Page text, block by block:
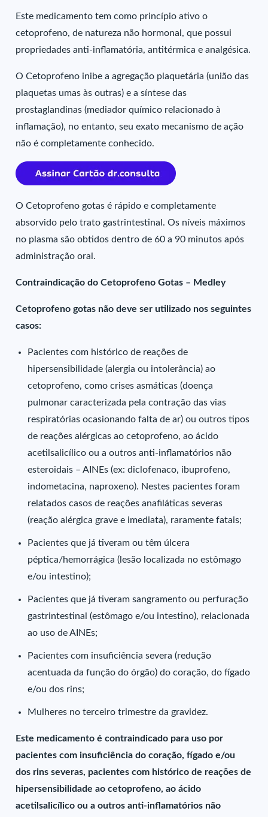
Este medicamento tem como princípio ativo o
cetoprofeno, de natureza não hormonal, que possui
propriedades anti-inflamatória, antitérmica e analgésica.
O Cetoprofeno inibe a agregação plaquetária (união das
plaquetas umas às outras) e a síntese das
prostaglandinas (mediador químico relacionado à
inflamação), no entanto, seu exato mecanismo de ação
não é completamente conhecido.
O Cetoprofeno gotas é rápido e completamente
absorvido pelo trato gastrintestinal. Os níveis máximos
no plasma são obtidos dentro de 60 a 90 minutos após
administração oral.
Contraindicação do Cetoprofeno Gotas – Medley
Cetoprofeno gotas não deve ser utilizado nos seguintes
casos:
Pacientes com histórico de reações de
hipersensibilidade (alergia ou intolerância) ao
cetoprofeno, como crises asmáticas (doença
pulmonar caracterizada pela contração das vias
respiratórias ocasionando falta de ar) ou outros tipos
de reações alérgicas ao cetoprofeno, ao ácido
acetilsalicílico ou a outros anti-inflamatórios não
esteroidais – AINEs (ex: diclofenaco, ibuprofeno,
indometacina, naproxeno). Nestes pacientes foram
relatados casos de reações anafiláticas severas
(reação alérgica grave e imediata), raramente fatais;
Pacientes que já tiveram ou têm úlcera
péptica/hemorrágica (lesão localizada no estômago
e/ou intestino);
Pacientes que já tiveram sangramento ou perfuração
gastrintestinal (estômago e/ou intestino), relacionada
ao uso de AINEs;
Pacientes com insuficiência severa (redução
acentuada da função do órgão) do coração, do fígado
e/ou dos rins;
Mulheres no terceiro trimestre da gravidez.
Este medicamento é contraindicado para uso por
pacientes com insuficiência do coração, fígado e/ou
dos rins severas, pacientes com histórico de reações de
hipersensibilidade ao cetoprofeno, ao ácido
acetilsalicílico ou a outros anti-inflamatórios não